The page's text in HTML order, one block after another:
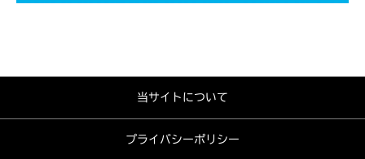
当サイトについて
プライバシーポリシー